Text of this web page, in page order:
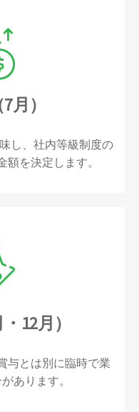
月）
し、社内等級制度の
を決定します。
12月）
与とは別に臨時で業
あります。